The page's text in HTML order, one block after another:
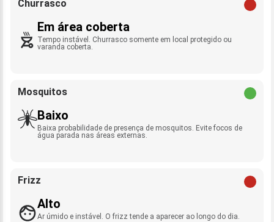
Churrasco
Em área coberta
Tempo instável. Churrasco somente em local protegido ou
varanda coberta.
Mosquitos
Baixo
Baixa probabilidade de presença de mosquitos. Evite focos de
água parada nas áreas externas.
Frizz
Alto
Ar úmido e instável. O frizz tende a aparecer ao longo do dia.